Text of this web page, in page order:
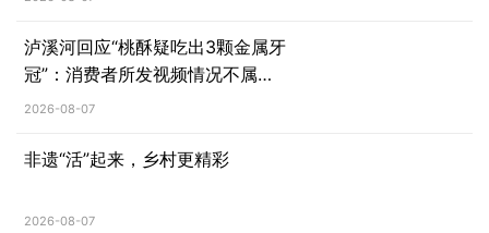
泸溪河回应“桃酥疑吃出3颗金属牙
冠”：消费者所发视频情况不属
实，已主动删除相关视频
2026-08-07
非遗“活”起来，乡村更精彩
2026-08-07